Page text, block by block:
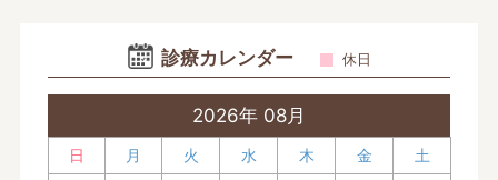
診療カレンダー 休日
2026年 08月
日 月 火 水 木 金
土